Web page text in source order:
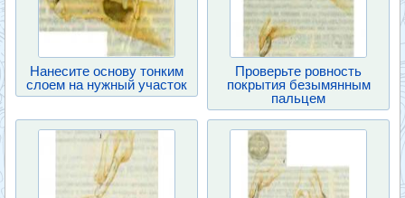
Нанесите основу тонким
слоем на нужный участок
Проверьте ровность
покрытия безымянным
пальцем